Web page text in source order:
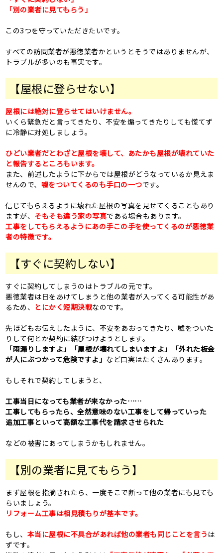
「別の業者に見てもらう」
この3つを守っていただきたいです。
すべての訪問業者が悪徳業者かというとそうではありませんが、
トラブルが多いのも事実です。
【屋根に登らせない】
屋根には絶対に登らせてはいけません。
いくら緊急だと言ってきたり、不安を煽ってきたりしても慌てず
に冷静に対処しましょう。
ひどい業者だとわざと屋根を壊して、あたかも屋根が壊れていた
と報告するところもいます。
また、前述したように下からでは屋根がどうなっているか見えま
せんので、 嘘をついてくるのも手口の一つです。
信じてもらえるように壊れた屋根の写真を見せてくることもあり
ますが、 そもそも違う家の写真である場合もあります。
工事をしてもらえるようにあの手この手を使ってくるのが悪徳業
者の特徴です。
【すぐに契約しない】
すぐに契約してしまうのはトラブルの元です。
悪徳業者は日をあけてしまうと他の業者が入ってくる可能性があ
るため、 とにかく短期決戦なのです。
先ほどもお伝えしたように、不安をあおってきたり、嘘をついた
りして何とか契約に結びつけようとします。
「雨漏りしますよ」「屋根が壊れてしまいますよ」「外れた板金
が人にぶつかって危険ですよ」 など口実はたくさんあります。
もしそれで契約してしまうと、
工事当日になっても業者が来なかった……
工事してもらったら、全然意味のない工事をして帰っていった
追加工事といって高額な工事代を請求させられた
などの被害にあってしまうかもしれません。
【別の業者に見てもらう】
まず屋根を指摘されたら、一度そこで断って他の業者にも見ても
らいましょう。
リフォーム工事は相見積もりが基本です。
もし、 本当に屋根に不具合があれば他の業者も同じことを言う は
ずです。